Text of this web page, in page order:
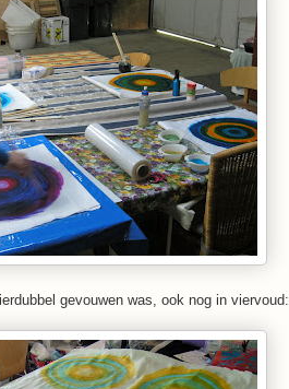
gevouwen was, ook nog in viervoud: